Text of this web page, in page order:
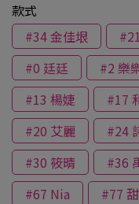
款式
#34 金佳垠
#0 廷廷
#2 樂
#13 楊婕
#17
#20 艾麗
#24
#30 筱晴
#36
#67 Nia
#77